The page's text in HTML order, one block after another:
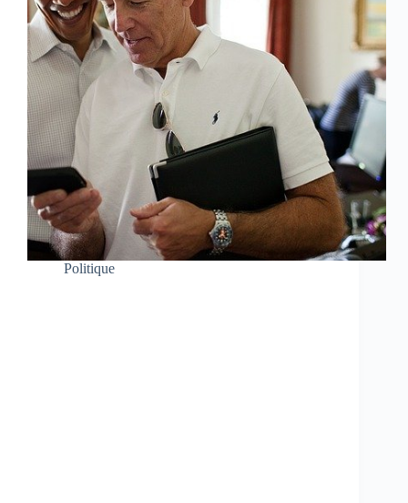
Politique